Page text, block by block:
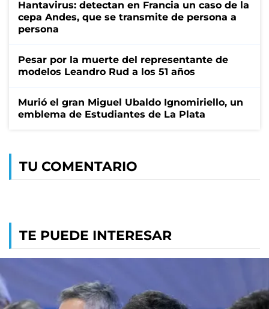
Hantavirus: detectan en Francia un caso de la
cepa Andes, que se transmite de persona a
persona
Pesar por la muerte del representante de
modelos Leandro Rud a los 51 años
Murió el gran Miguel Ubaldo Ignomiriello, un
emblema de Estudiantes de La Plata
TU COMENTARIO
TE PUEDE INTERESAR